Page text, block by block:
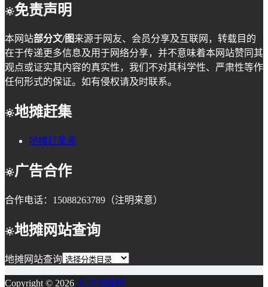
免责声明
本网站部分文/图来源于网友、会员分享及互联网，转载目的
在于传递更多信息及用于网络分享，并不意味着本网站赞同其
观点或证实其内容的真实性，我们不对其科学性、严肃性等作
任何形式的保证。如有侵权请及时联系。
地摊赶集
地摊赶集表
广告合作
合作电话：15088263789（注明来意）
地摊网站查询
地摊网站查询
Copyright © 2026 义乌地摊网